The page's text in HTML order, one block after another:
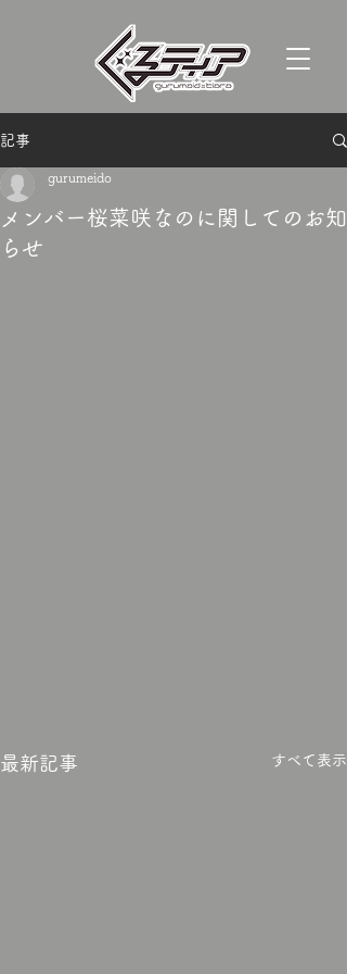
記事
メンバー桜菜咲なのに関してのお知
らせ
gurumeido
最新記事 すべて表示